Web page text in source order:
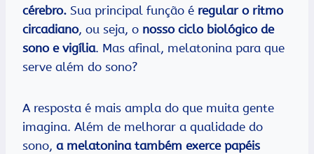
cérebro. Sua principal função é regular o ritmo
circadiano, ou seja, o nosso ciclo biológico de
sono e vigília. Mas afinal, melatonina para que
serve além do sono?
A resposta é mais ampla do que muita gente
imagina. Além de melhorar a qualidade do
sono, a melatonina também exerce papéis